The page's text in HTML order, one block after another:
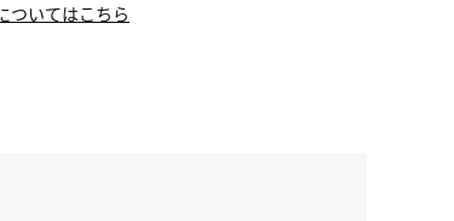
ついてはこちら